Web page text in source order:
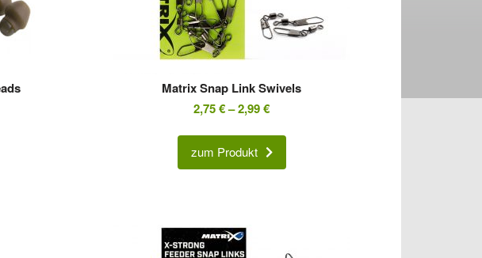
Matrix Snap Link Swivels
2,75€–2,99€
zum Produkt